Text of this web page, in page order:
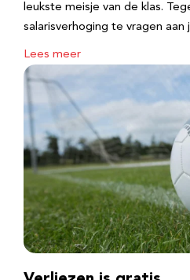
leukste meisje van de klas.
salarisverhoging te vragen aan
Lees meer